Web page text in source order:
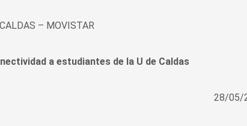
– MOVISTAR
a estudiantes de la U de Caldas
28/05/